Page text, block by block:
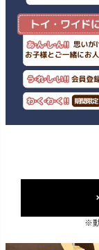
※